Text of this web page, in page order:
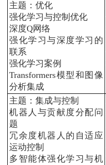
主题：优化
强化学习与控制优化
深度Q网络
强化学习与深度学习的
联系
强化学习案例
Transformers模型和图像
分析集成
主题：集成与控制
机器人与贡献度分配问
题
冗余度机器人的自适应
运动控制
多智能体强化学习与机